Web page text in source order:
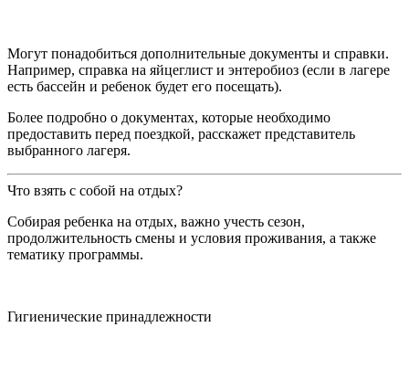
Могут понадобиться дополнительные документы и справки.
Например, справка на яйцеглист и энтеробиоз (если в лагере
есть бассейн и ребенок будет его посещать).
Более подробно о документах, которые необходимо
предоставить перед поездкой, расскажет представитель
выбранного лагеря.
Что взять с собой на отдых?
Собирая ребенка на отдых, важно учесть сезон,
продолжительность смены и условия проживания, а также
тематику программы.
Гигиенические принадлежности